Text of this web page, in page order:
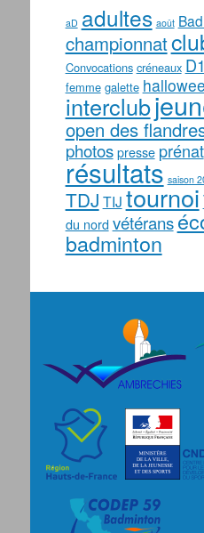
aD adultes août
championnat
Convocations créneaux D1
femme galette
interclub
open des
photos presse prénat
résultats saison
TDJ TIJ tournoi
du nord vétérans
badminton